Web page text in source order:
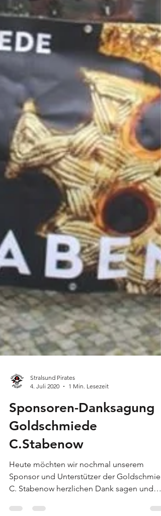
4. Juli 2020
1 Min. Lesezeit
Sponsoren-Danksagung
Goldschmiede